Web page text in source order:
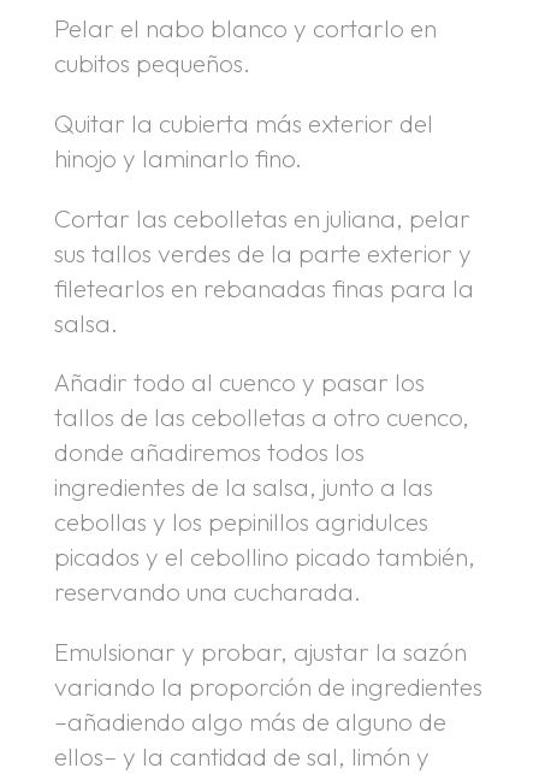
Pelar el nabo blanco y cortarlo en
cubitos pequeños.
Quitar la cubierta más exterior del
hinojo y laminarlo fino.
Cortar las cebolletas en juliana, pelar
sus tallos verdes de la parte exterior y
filetearlos en rebanadas finas para la
salsa.
Añadir todo al cuenco y pasar los
tallos de las cebolletas a otro cuenco,
donde añadiremos todos los
ingredientes de la salsa, junto a las
cebollas y los pepinillos agridulces
picados y el cebollino picado también,
reservando una cucharada.
Emulsionar y probar, ajustar la sazón
variando la proporción de ingredientes
–añadiendo algo más de alguno de
ellos– y la cantidad de sal, limón y